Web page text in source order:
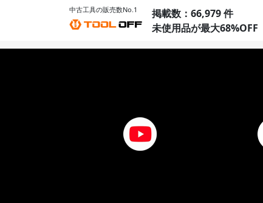
中古工具の販売数No.1
掲載数：66,979 件
未使用品が最大68%OFF